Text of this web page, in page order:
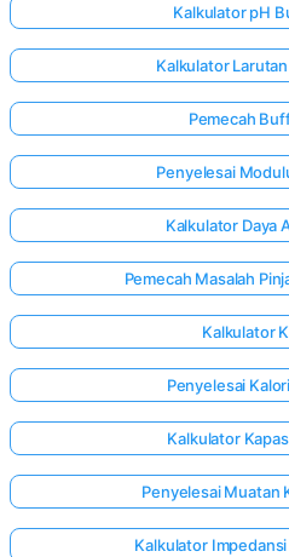
Kalkulator pH
Kalkulator
Pemecah
Penyelesai
Kalkulator Daya
Pemecah Masalah
Kalkulator
Penyelesai
Kalkulator
Penyelesai Muatan
Kalkulator